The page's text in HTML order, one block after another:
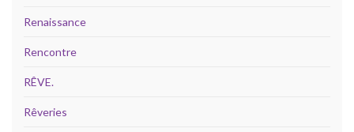
Renaissance
Rencontre
RÊVE.
Rêveries